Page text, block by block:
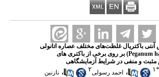
باکتریال غلظت‌های مختلف عصاره اتانولی
اسپند(Peganum harmala) بر روی برخی از باکتری های
مثبت و منفی در شرایط آزمایشگاهی
*۱ ، احمد رسولی۲ ، نازنین